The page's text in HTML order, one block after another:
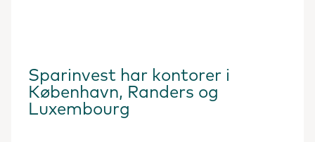
Sparinvest har kontorer i
København, Randers og
Luxembourg